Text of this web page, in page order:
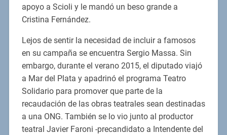
apoyo a Scioli y le mandó un beso grande a
Cristina Fernández.
Lejos de sentir la necesidad de incluir a famosos
en su campaña se encuentra Sergio Massa. Sin
embargo, durante el verano 2015, el diputado viajó
a Mar del Plata y apadrinó el programa Teatro
Solidario para promover que parte de la
recaudación de las obras teatrales sean destinadas
a una ONG. También se lo vio junto al productor
teatral Javier Faroni -precandidato a Intendente del